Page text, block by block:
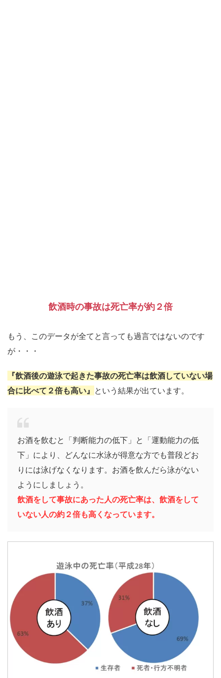
飲酒時の事故は死亡率が約２倍
もう、このデータが全てと言っても過言ではないのです
が・・・
『飲酒後の遊泳で起きた事故の死亡率は飲酒していない場
合に比べて２倍も高い』 という結果が出ています。
お酒を飲むと「判断能力の低下」と「運動能力の低
下」により、どんなに水泳が得意な方でも普段どお
りには泳げなくなります。お酒を飲んだら泳がない
ようにしましょう。
飲酒をして事故にあった人の死亡率は、飲酒をして
いない人の約２倍も高くなっています。